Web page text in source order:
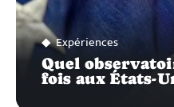
Expériences
Quel
fois aux États-